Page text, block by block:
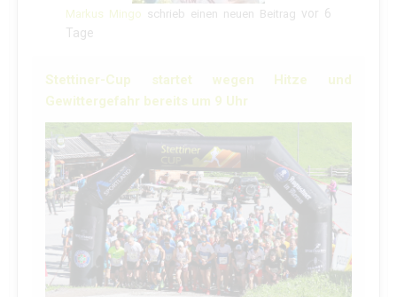
Markus Mingo schrieb einen neuen Beitrag vor 6
Tage
Stettiner-Cup startet wegen Hitze und
Gewittergefahr bereits um 9 Uhr